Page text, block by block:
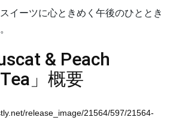
イーツに心ときめく午後のひととき
& Peach
」概要
release_image/21564/597/21564-